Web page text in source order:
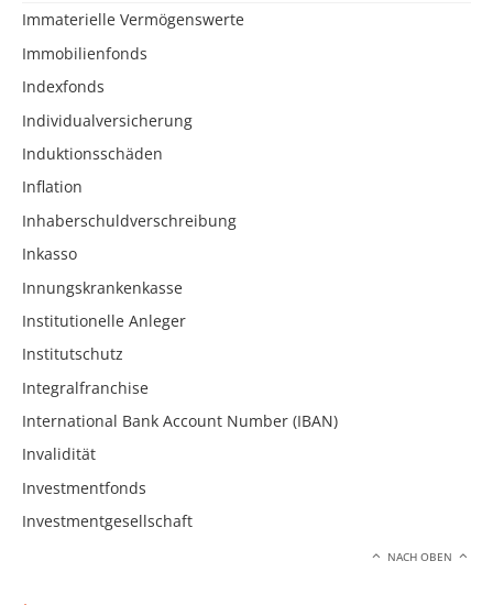
Immaterielle Vermögenswerte
Immobilienfonds
Indexfonds
Individualversicherung
Induktionsschäden
Inflation
Inhaberschuldverschreibung
Inkasso
Innungskrankenkasse
Institutionelle Anleger
Institutschutz
Integralfranchise
International Bank Account Number (IBAN)
Invalidität
Investmentfonds
Investmentgesellschaft
NACH OBEN